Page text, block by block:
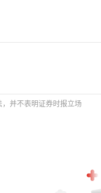
并不表明证券时报立场